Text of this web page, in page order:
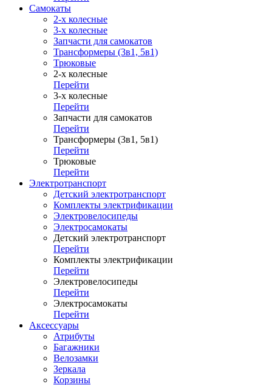
Самокаты
2-х колесные
3-х колесные
Запчасти для самокатов
Трансформеры (3в1, 5в1)
Трюковые
2-х колесные
Перейти
3-х колесные
Перейти
Запчасти для самокатов
Перейти
Трансформеры (3в1, 5в1)
Перейти
Трюковые
Перейти
Электротранспорт
Детский электротранспорт
Комплекты электрификации
Электровелосипеды
Электросамокаты
Детский электротранспорт
Перейти
Комплекты электрификации
Перейти
Электровелосипеды
Перейти
Электросамокаты
Перейти
Аксессуары
Атрибуты
Багажники
Велозамки
Зеркала
Корзины